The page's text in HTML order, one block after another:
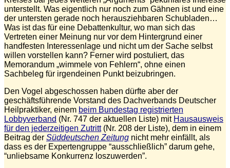
unterstellt. Was eigentlich nur noch zum Gähnen ist und eine
der untersten gerade noch herausziehbaren Schubladen…
Was ist das für eine Debattenkultur, wo man sich das
Vertreten einer Meinung nur vor dem Hintergrund einer
handfesten Interessenlage und nicht um der Sache selbst
willen vorstellen kann? Ferner wird postuliert, das
Memorandum „wimmele von Fehlern“, ohne einen
Sachbeleg für irgendeinen Punkt beizubringen.
Den Vogel abgeschossen haben dürfte aber der
geschäftsführende Vorstand des Dachverbands Deutscher
Heilpraktiker, einem beim Bundestag registrierten
Lobbyverband (Nr. 747 der aktuellen Liste) mit Hausausweis
für den jederzeitigen Zutritt(Nr. 208 der Liste), dem in einem
Beitrag der Süddeutschen Zeitung nicht mehr einfällt, als
dass es der Expertengruppe “ausschließlich” darum gehe,
“unliebsame Konkurrenz loszuwerden”.